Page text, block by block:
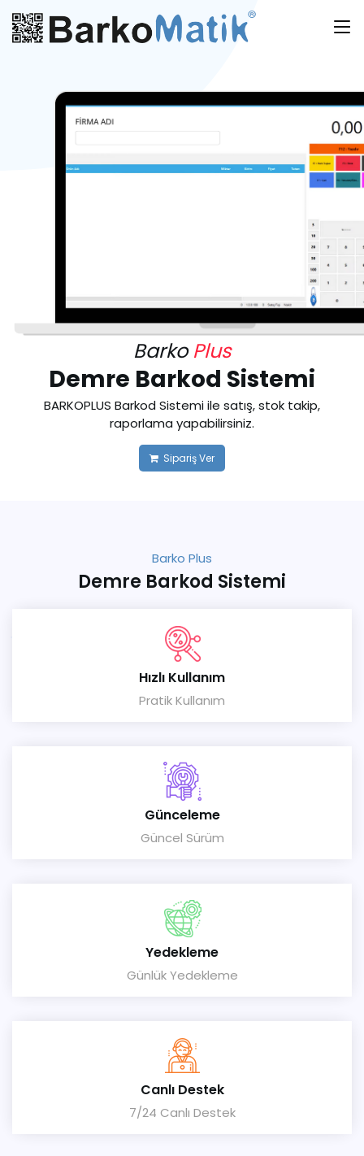
BarkoPlus
Demre Barkod Sistemi
BARKOPLUS Barkod Sistemi ile satış, stok takip,
raporlama yapabilirsiniz.
Sipariş Ver
Barko Plus
Demre Barkod Sistemi
Hızlı Kullanım
Pratik Kullanım
Günceleme
Güncel Sürüm
Yedekleme
Günlük Yedekleme
Canlı Destek
7/24 Canlı Destek